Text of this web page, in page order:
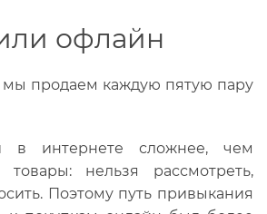
офлайн
мы продаем каждую пятую пару
в интернете сложнее, чем
нельзя рассмотреть,
Поэтому путь привыкания